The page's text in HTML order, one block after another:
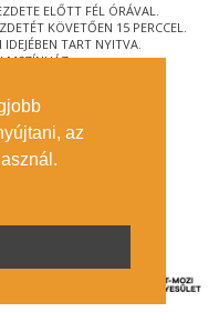
az
ELŐTT FÉL ÓRÁVAL.
KÖVETŐEN 15 PERCCEL.
TART NYITVA.
ÚT 21.